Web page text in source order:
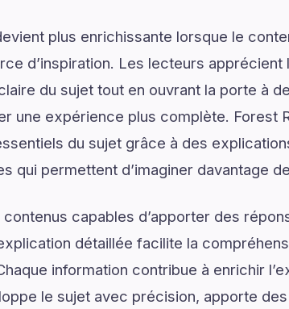
plus enrichissante lorsque le
d’inspiration. Les lecteurs
du sujet tout en ouvrant la porte à
une expérience plus complète. Forest
du sujet grâce à des
qui permettent d’imaginer davantage
capables d’apporter des
détaillée facilite la
information contribue à enrichir
le sujet avec précision, apporte